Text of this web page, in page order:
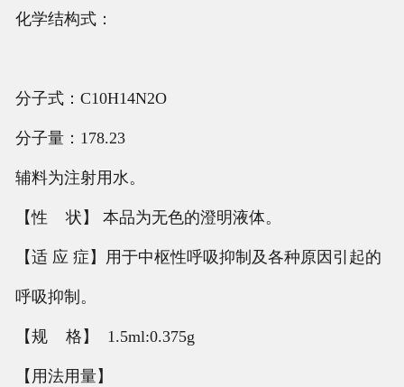
化学结构式：
分子式：C10H14N2O
分子量：178.23
辅料为注射用水。
【性 状】 本品为无色的澄明液体。
【适 应 症】用于中枢性呼吸抑制及各种原因引起的
呼吸抑制。
【规 格】 1.5ml:0.375g
【用法用量】